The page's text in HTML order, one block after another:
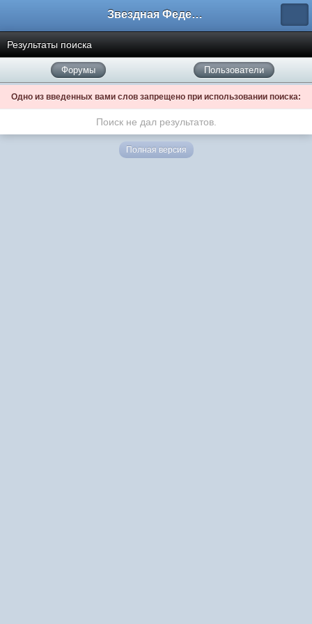
Звездная Федерация
Результаты поиска
Форумы Пользователи
Одно из введенных вами слов запрещено при использовании поиска:
Поиск не дал результатов.
Полная версия